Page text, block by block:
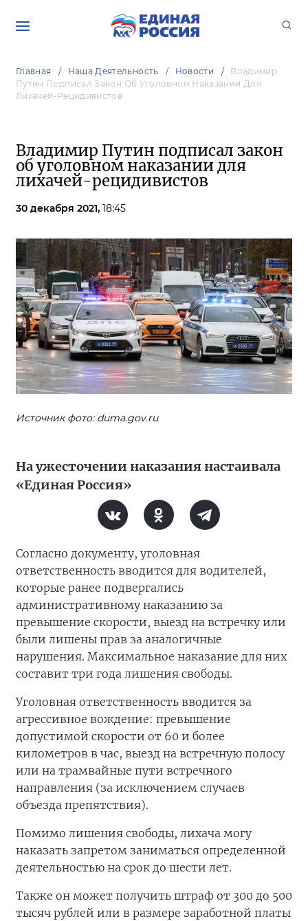
Главная Наша Деятельность Новости
Владимир
Путин Подписал Закон Об Уголовном Наказании Для
Лихачей-Рецидивистов
Владимир Путин подписал закон
об уголовном наказании для
лихачей-рецидивистов
30 декабря 2021, 18:45
Источник фото: duma.gov.ru
На ужесточении наказания настаивала
«Единая Россия»
Согласно документу, уголовная
ответственность вводится для водителей,
которые ранее подвергались
административному наказанию за
превышение скорости, выезд на встречку или
были лишены прав за аналогичные
нарушения. Максимальное наказание для них
составит три года лишения свободы.
Уголовная ответственность вводится за
агрессивное вождение: превышение
допустимой скорости от 60 и более
километров в час, выезд нa встречную полосу
или на трамвайные пути встречного
направления (за исключением случаев
объезда препятствия).
Помимо лишения свободы, лихача могу
наказать запретом заниматься определенной
деятельностью на срок до шести лет.
Также он может получить штраф от 300 до 500
тысяч рублей или в размере заработной платы